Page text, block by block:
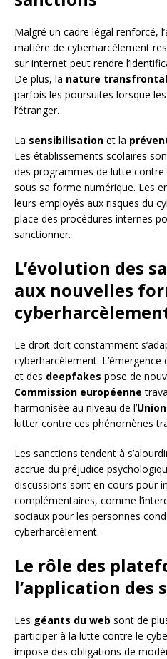
Malgré un cadre légal renforcé,
matière de cyberharcèlement
sur internet peut rendre
De plus, la nature
parfois les poursuites lorsque
l’étranger.
La sensibilisation et la
Les établissements scolaires
des programmes de lutte
sous sa forme numérique. Les
leurs employés aux risques du
place des procédures internes
sanctionner.
L’évolution des
aux nouvelles
Le droit doit constamment
cyberharcèlement. L’émergence
et des deepfakes pose de
Commission européenne
harmonisée au niveau de l’
lutter contre ces phénomènes
Les sanctions tendent à
accrue du préjudice
discussions sont en cours pour
complémentaires, comme
sociaux pour les personnes
cyberharcèlement.
Le rôle des
l’application des
Les géants du web sont de
participer à la lutte contre le
impose des obligations de